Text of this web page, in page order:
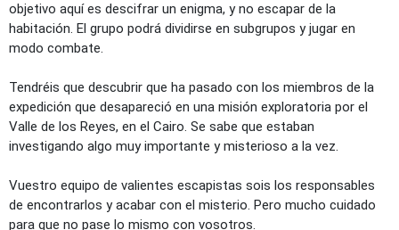
objetivo aquí es descifrar un enigma, y no escapar de la
habitación. El grupo podrá dividirse en subgrupos y jugar en
modo combate.
Tendréis que descubrir que ha pasado con los miembros de la
expedición que desapareció en una misión exploratoria por el
Valle de los Reyes, en el Cairo. Se sabe que estaban
investigando algo muy importante y misterioso a la vez.
Vuestro equipo de valientes escapistas sois los responsables
de encontrarlos y acabar con el misterio. Pero mucho cuidado
para que no pase lo mismo con vosotros.